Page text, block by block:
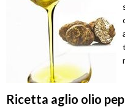
Ricetta aglio olio